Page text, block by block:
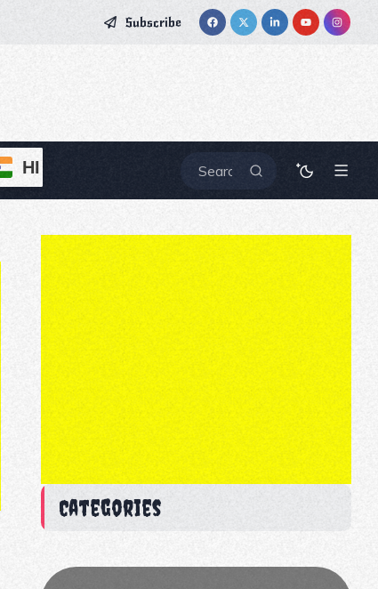
Subscribe
HI
Categories